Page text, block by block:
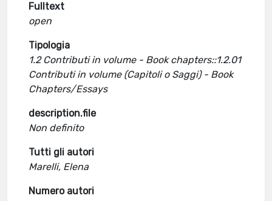
Fulltext
open
Tipologia
1.2 Contributi in volume - Book chapters::1.2.01
Contributi in volume (Capitoli o Saggi) - Book
Chapters/Essays
description.file
Non definito
Tutti gli autori
Marelli, Elena
Numero autori